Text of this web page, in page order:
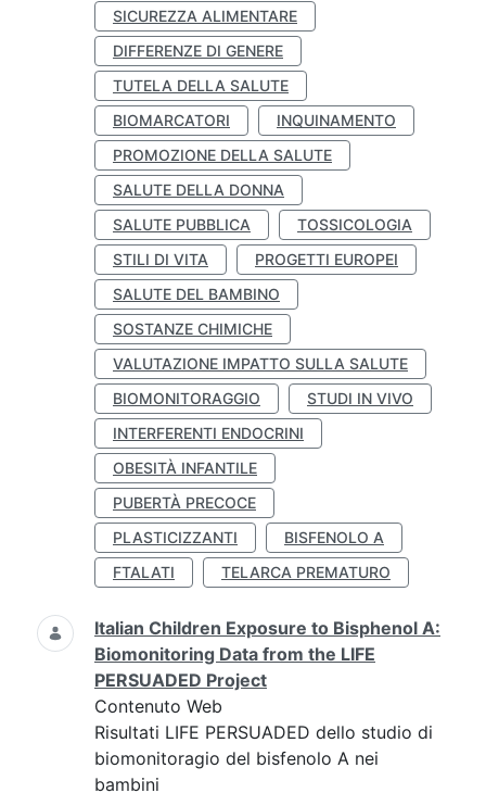
SICUREZZA ALIMENTARE
DIFFERENZE DI GENERE
TUTELA DELLA SALUTE
BIOMARCATORI
INQUINAMENTO
PROMOZIONE DELLA SALUTE
SALUTE DELLA DONNA
SALUTE PUBBLICA
TOSSICOLOGIA
STILI DI VITA
PROGETTI EUROPEI
SALUTE DEL BAMBINO
SOSTANZE CHIMICHE
VALUTAZIONE IMPATTO SULLA SALUTE
BIOMONITORAGGIO
STUDI IN VIVO
INTERFERENTI ENDOCRINI
OBESITÀ INFANTILE
PUBERTÀ PRECOCE
PLASTICIZZANTI
BISFENOLO A
FTALATI
TELARCA PREMATURO
Italian Children Exposure to Bisphenol A:
Biomonitoring Data from the LIFE
PERSUADED Project
Contenuto Web
Risultati LIFE PERSUADED dello studio di
biomonitoragio del bisfenolo A nei
bambini